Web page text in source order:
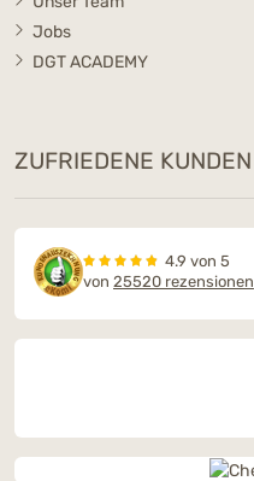
Jobs
DGT ACADEMY
ZUFRIEDENE KUNDEN
4.9 von 5
von 25520 rezensionen